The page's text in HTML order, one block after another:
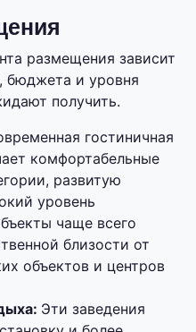
размещения зависит
бюджета и уровня
получить.
гостиничная
комфортабельные
развитую
уровень
чаще всего
близости от
объектов и центров
Эти заведения